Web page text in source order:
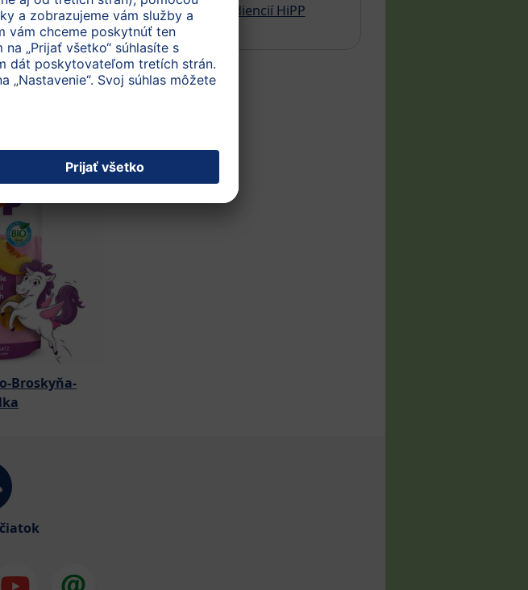
Objavte vyhľadávač BIO ingrediencií HiPP
Broskyňa-